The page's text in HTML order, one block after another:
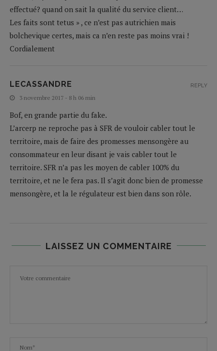
effectué? quand on sait la qualité du service client…
Les faits sont tetus » , ce n’est pas autrichien mais
bolchevique certes, mais ca n’en reste pas moins vrai !
Cordialement
LECASSANDRE
3 novembre 2017 - 8 h 06 min
Bof, en grande partie du fake.
L’arcerp ne reproche pas à SFR de vouloir cabler tout le
territoire, mais de faire des promesses mensongère au
consommateur en leur disant je vais cabler tout le
territoire. SFR n’a pas les moyen de cabler 100% du
territoire, et ne le fera pas. Il s’agit donc bien de promesse
mensongère, et la le régulateur est bien dans son rôle.
REPLY
LAISSEZ UN COMMENTAIRE